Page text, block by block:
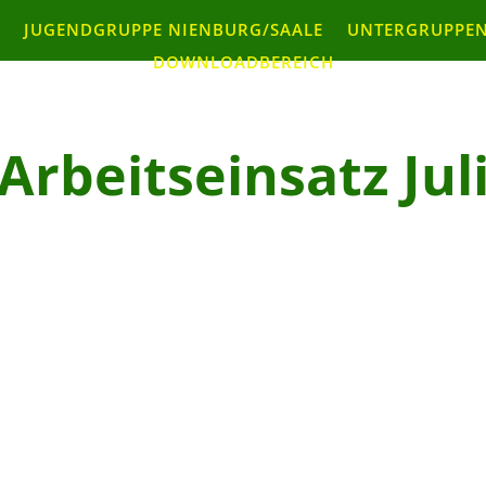
JUGENDGRUPPE NIENBURG/SAALE
DOWNLOADBEREICH
Juli